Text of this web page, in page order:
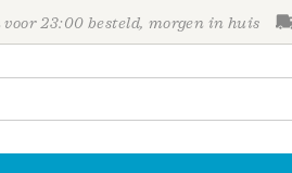
voor 23:00 besteld, morgen in huis